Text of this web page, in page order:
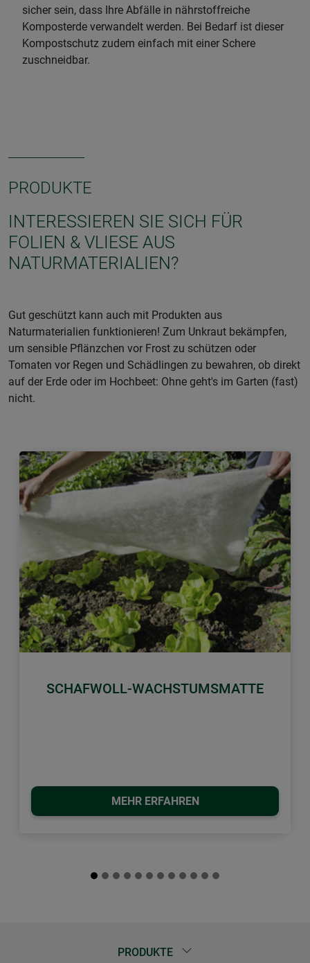
sicher sein, dass Ihre Abfälle in nährstoffreiche
Komposterde verwandelt werden. Bei Bedarf ist dieser
Kompostschutz zudem einfach mit einer Schere
zuschneidbar.
PRODUKTE
INTERESSIEREN SIE SICH FÜR
FOLIEN & VLIESE AUS
NATURMATERIALIEN?
Gut geschützt kann auch mit Produkten aus
Naturmaterialien funktionieren! Zum Unkraut bekämpfen,
um sensible Pflänzchen vor Frost zu schützen oder
Tomaten vor Regen und Schädlingen zu bewahren, ob direkt
auf der Erde oder im Hochbeet: Ohne geht's im Garten (fast)
nicht.
SCHAFWOLL-WACHSTUMSMATTE
MEHR ERFAHREN
Zurück Weiter
PRODUKTE